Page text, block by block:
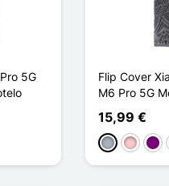
5G
Flip Cover
M6 Pro 5G
15,99 €
Harmaa
Pinkki